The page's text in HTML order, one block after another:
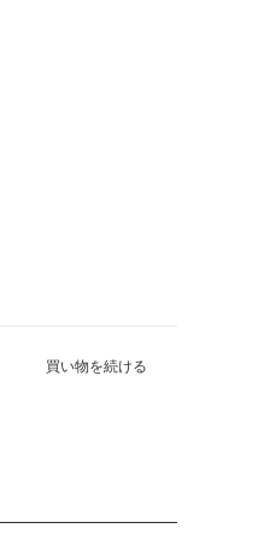
買い物を続ける